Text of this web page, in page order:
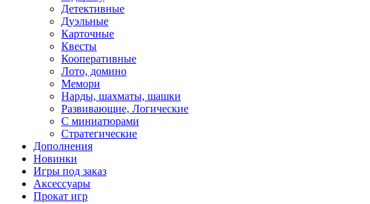
Детективные
Дуэльные
Карточные
Квесты
Кооперативные
Лото, домино
Мемори
Нарды, шахматы, шашки
Развивающие, Логические
С миниатюрами
Стратегические
Дополнения
Новинки
Игры под заказ
Аксессуары
Прокат игр